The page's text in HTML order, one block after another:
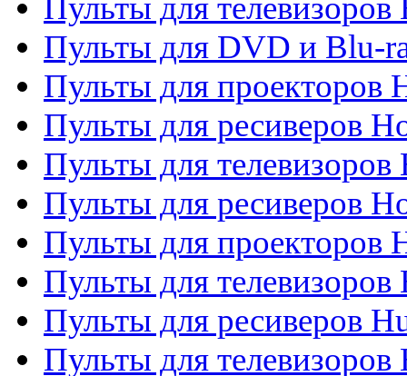
Пульты для телевизоров
Пульты для DVD и Blu-
Пульты для проекторов
Пульты для ресиверов
Пульты для
Пульты для ресиверов
Пульты для проекторов
Пульты для телевизоров
Пульты для ресиверов
Пульты для